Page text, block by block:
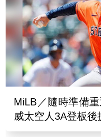
MiLB／隨時準備
威太空人3A登板後